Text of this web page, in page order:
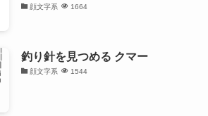
顔文字系 1664
釣り針を見つめる クマー
顔文字系 1544